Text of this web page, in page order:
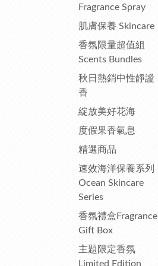
Fragrance Spray
肌膚保養 Skincare
香氛限量超值組
Scents Bundles
秋日熱銷中性靜謐
香
綻放美好花海
度假果香氣息
精選商品
速效海洋保養系列
Ocean Skincare
Series
香氛禮盒Fragrance
Gift Box
主題限定香氛
Limited Edition